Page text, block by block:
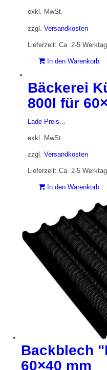
exkl. MwSt.
zzgl. Versandkosten
Lieferzeit: Ca. 2-5
In den Warenkorb
Bäckerei
800l für
Lade Preis...
exkl. MwSt.
zzgl. Versandkosten
Lieferzeit: Ca. 2-5
In den Warenkorb
Backblech
60×40 mm